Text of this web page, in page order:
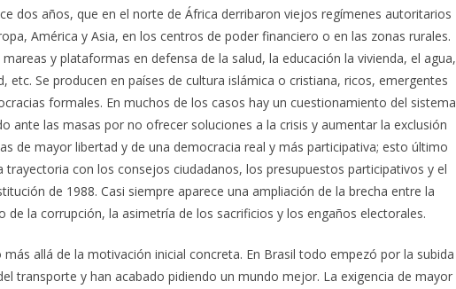
dos años, que en el norte de África derribaron viejos regímenes autoritarios
América y Asia, en los centros de poder financiero o en las zonas rurales.
y plataformas en defensa de la salud, la educación la vivienda, el agua,
etc. Se producen en países de cultura islámica o cristiana, ricos, emergentes
formales. En muchos de los casos hay un cuestionamiento del sistema
ante las masas por no ofrecer soluciones a la crisis y aumentar la exclusión
de mayor libertad y de una democracia real y más participativa; esto último
trayectoria con los consejos ciudadanos, los presupuestos participativos y el
de 1988. Casi siempre aparece una ampliación de la brecha entre la
de la corrupción, la asimetría de los sacrificios y los engaños electorales.
más allá de la motivación inicial concreta. En Brasil todo empezó por la subida
transporte y han acabado pidiendo un mundo mejor. La exigencia de mayor